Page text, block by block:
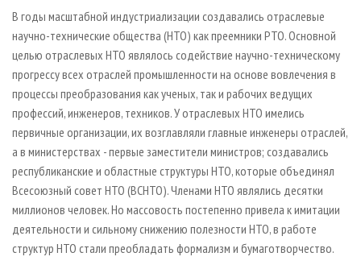
В годы масштабной индустриализации создавались отраслевые
научно-технические общества (НТО) как преемники РТО. Основной
целью отраслевых НТО являлось содействие научно-техническому
прогрессу всех отраслей промышленности на основе вовлечения в
процессы преобразования как ученых, так и рабочих ведущих
профессий, инженеров, техников. У отраслевых НТО имелись
первичные организации, их возглавляли главные инженеры отраслей,
а в министерствах - первые заместители министров; создавались
республиканские и областные структуры НТО, которые объединял
Всесоюзный совет НТО (ВСНТО). Членами НТО являлись десятки
миллионов человек. Но массовость постепенно привела к имитации
деятельности и сильному снижению полезности НТО, в работе
структур НТО стали преобладать формализм и бумаготворчество.